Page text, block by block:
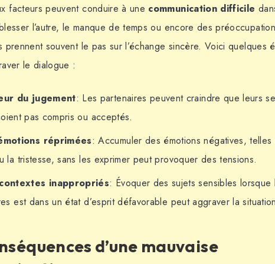
facteurs peuvent conduire à une communication difficile
l’autre, le manque de temps ou encore des
prennent souvent le pas sur l’échange sincère. Voici quelques
le dialogue :
du jugement: Les partenaires peuvent craindre que leurs
pas compris ou acceptés.
réprimées: Accumuler des émotions négatives, telles
la tristesse, sans les exprimer peut provoquer des tensions.
inappropriés: Évoquer des sujets sensibles lorsque
est dans un état d’esprit défavorable peut aggraver la
d’une mauvaise